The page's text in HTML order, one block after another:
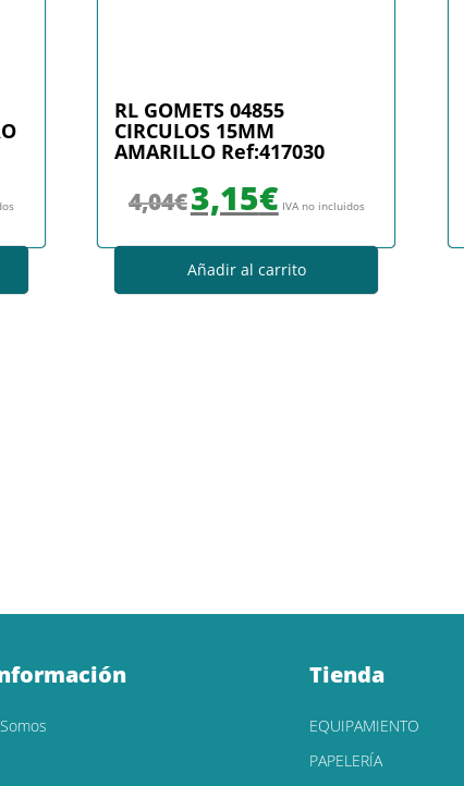
RL GOMETS 04855
CIRCULOS 15MM
AMARILLO Ref:417030
4,04€3,15€ IVA no incluidos
Añadir al carrito
Tienda
EQUIPAMIENTO
PAPELERÍA